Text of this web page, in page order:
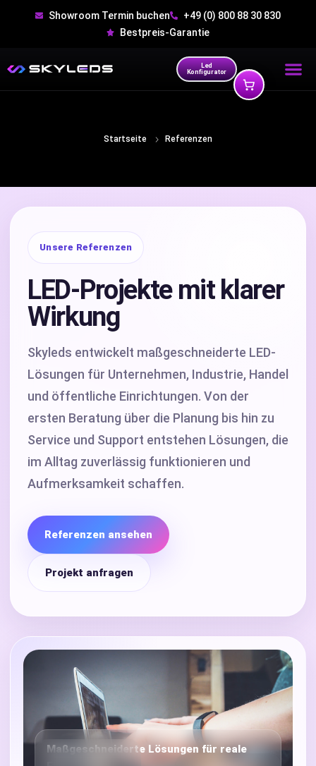
Showroom Termin buchen
+49 (0) 800 88 30 830
Bestpreis-Garantie
Led
Konfigurator
Startseite Referenzen
Unsere Referenzen
LED-Projekte mit klarer
Wirkung
Skyleds entwickelt maßgeschneiderte LED-
Lösungen für Unternehmen, Industrie, Handel
und öffentliche Einrichtungen. Von der
ersten Beratung über die Planung bis hin zu
Service und Support entstehen Lösungen, die
im Alltag zuverlässig funktionieren und
Aufmerksamkeit schaffen.
Referenzen ansehen
Projekt anfragen
Maßgeschneiderte Lösungen für reale